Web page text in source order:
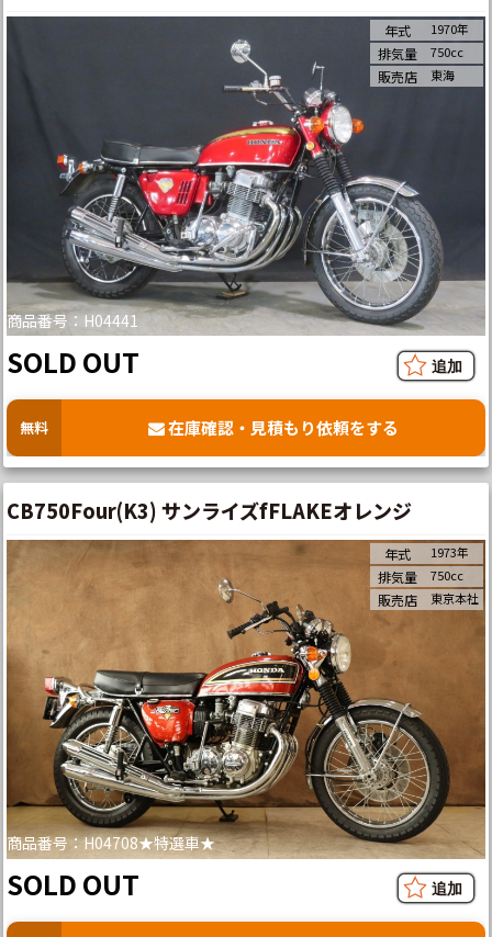
商品番号：H04441
年式 1970年
排気量 750cc
販売店 東海
SOLD OUT
無料 在庫確認・見積もり依頼をする
CB750Four(K3) サンライズfFLAKEオレンジ
商品番号：H04708★特選車★
年式 1973年
排気量 750cc
販売店 東京本社
SOLD OUT